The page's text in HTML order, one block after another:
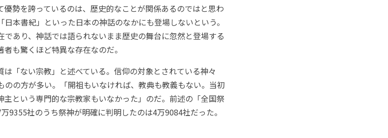
勢を誇っているのは、歴史的なことが関係あるのではと思わ
本書紀」といった日本の神話のなかにも登場しないという。
であり、神話では語られないまま歴史の舞台に忽然と登場する
も驚くほど特異な存在なのだ。
「ない宗教」と述べている。信仰の対象とされている神々
のの方が多い。「開祖もいなければ、教典も教義もない。当初
主という専門的な宗教家もいなかった」のだ。前述の「全国祭
9355社のうち祭神が明確に判明したのは4万9084社だった。